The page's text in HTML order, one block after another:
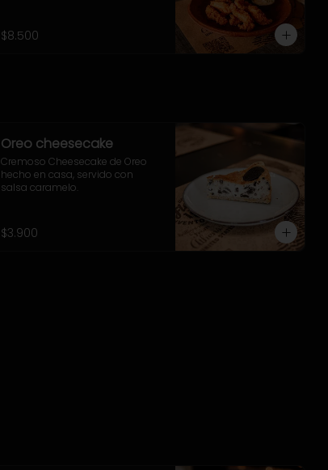
$8.500
Oreo cheesecake
Cremoso Cheesecake de Oreo
hecho en casa, servido con
salsa caramelo.
$3.900